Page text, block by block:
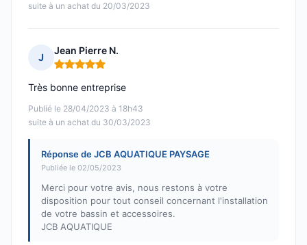
suite à un achat du 20/03/2023
J
Jean Pierre N.
Note : 5 sur 5
Publié le 28/04/2023 à 18h43
suite à un achat du 30/03/2023
Très bonne entreprise
Réponse de JCB AQUATIQUE PAYSAGE
Publiée le 02/05/2023
Merci pour votre avis, nous restons à votre
disposition pour tout conseil concernant l'installation
de votre bassin et accessoires.
JCB AQUATIQUE